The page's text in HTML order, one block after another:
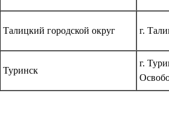
Талицкий городской округ г.
Туринск
г.